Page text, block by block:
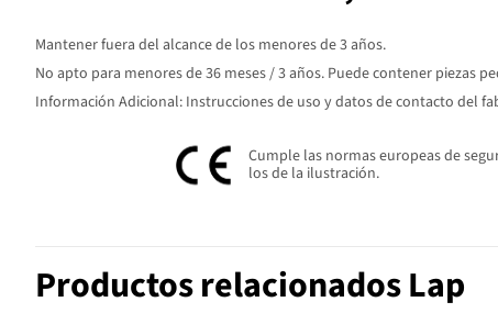
Mantener fuera del alcance de los menores de 3 años.
No apto para menores de 36 meses / 3 años. Puede contener piezas
Información Adicional: Instrucciones de uso y datos de contacto del
Cumple las normas europeas de
los de la ilustración.
Productos relacionados Lap